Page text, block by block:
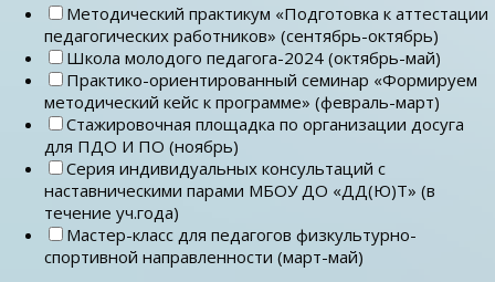
Методический практикум «Подготовка к аттестации
педагогических работников» (сентябрь-октябрь)
Школа молодого педагога-2024 (октябрь-май)
Практико-ориентированный семинар «Формируем
методический кейс к программе» (февраль-март)
Стажировочная площадка по организации досуга
для ПДО И ПО (ноябрь)
Серия индивидуальных консультаций с
наставническими парами МБОУ ДО «ДД(Ю)Т» (в
течение уч.года)
Мастер-класс для педагогов физкультурно-
спортивной направленности (март-май)